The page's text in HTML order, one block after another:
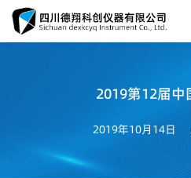
2019第12届中
2019年10月14日